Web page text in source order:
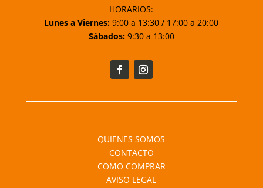
HORARIOS:
Lunes a Viernes: 9:00 a 13:30 / 17:00 a 20:00
Sábados:9:30 a 13:00
QUIENES SOMOS
CONTACTO
COMO COMPRAR
AVISO LEGAL